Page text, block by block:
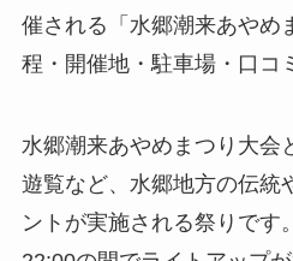
催される「水郷潮来あやめ
程・開催地・駐車場・口コ
水郷潮来あやめまつり大会
遊覧など、水郷地方の伝統
ントが実施される祭りです